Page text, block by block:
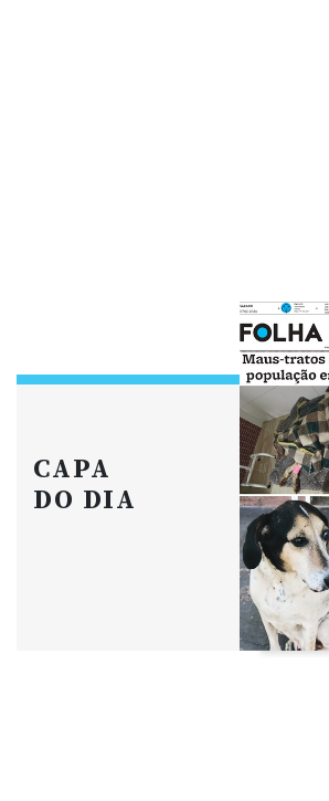
CAPA
DO DIA